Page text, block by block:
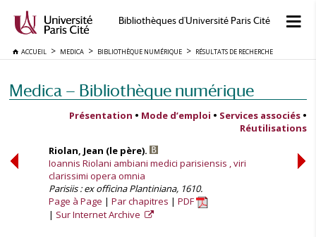
Bibliothèques d'Université Paris Cité
ACCUEIL MEDICA BIBLIOTHÈQUE NUMÉRIQUE RÉSULTATS DE RECHERCHE
Medica — Bibliothèque numérique
Présentation • Mode d’emploi • Services associés •
Réutilisations
Riolan, Jean (le père).
Ioannis Riolani ambiani medici parisiensis , viri
clarissimi opera omnia
Parisiis : ex officina Plantiniana, 1610.
Page à Page
Par chapitres
PDF
Sur Internet Archive